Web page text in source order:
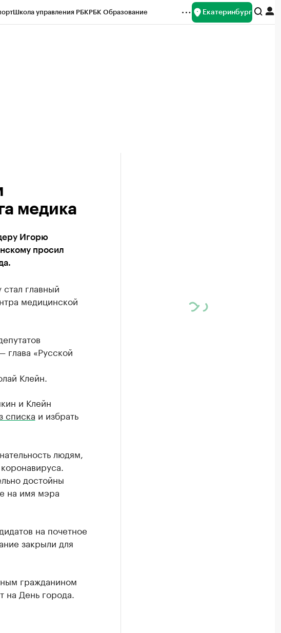
Школа управления РБКРБК Образование Екатеринбург
медика
Игорю
просил
главный
медицинской
глава «Русской
Клейн.
и Клейн
списка и избрать
людям,
достойны
на имя мэра
на почетное
закрыли для
гражданином
на День города.